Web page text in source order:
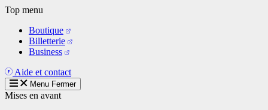
Aller
contenu
principal
Top menu
Boutique
Billetterie
Business
Aide et contact
Menu Fermer
Mises en avant